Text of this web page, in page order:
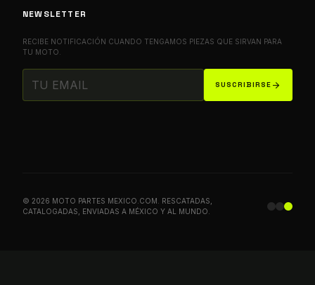
NEWSLETTER
RECIBE NOTIFICACIÓN CUANDO TENGAMOS PIEZAS QUE SIRVAN PARA
TU MOTO.
SUSCRIBIRSE arrow_forward
© 2026 MOTO PARTES MEXICO.COM. RESCATADAS,
CATALOGADAS, ENVIADAS A MÉXICO Y AL MUNDO.